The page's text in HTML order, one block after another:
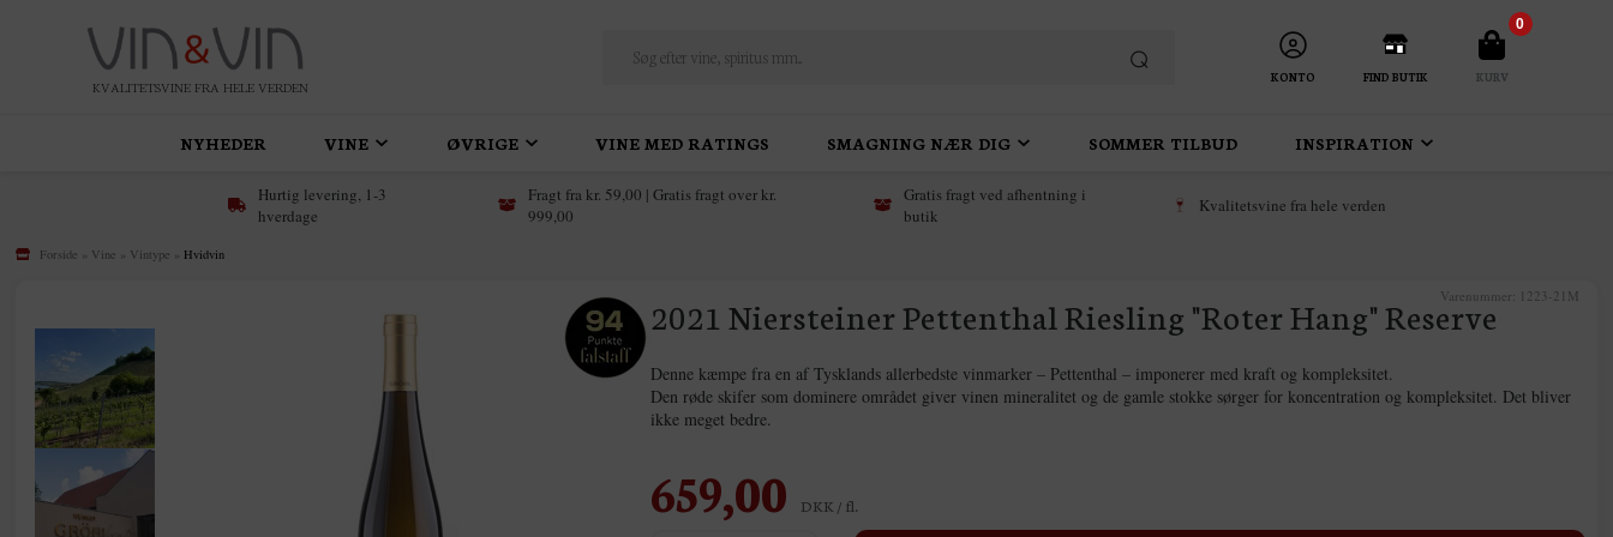
KVALITETSVINE FRA HELE VERDEN
KONTO FIND BUTIK
0
KURV
NYHEDER VINE ØVRIGE VINE MED RATINGS SMAGNING NÆR DIG SOMMER TILBUD INSPIRATION
Hurtig levering, 1-3
hverdage
Fragt fra kr. 59,00 | Gratis fragt over kr.
999,00
Gratis fragt ved afhentning i
butik
Kvalitetsvine fra hele verden
Forside Vine Vintype Hvidvin
Varenummer: 1223-21M
2021 Niersteiner Pettenthal Riesling "Roter Hang" Reserve
Denne kæmpe fra en af Tysklands allerbedste vinmarker – Pettenthal – imponerer med kraft og kompleksitet.
Den røde skifer som dominere området giver vinen mineralitet og de gamle stokke sørger for koncentration og kompleksitet. Det bliver
ikke meget bedre.
659,00 DKK / fl.